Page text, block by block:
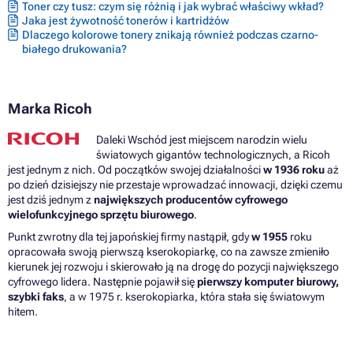
Toner czy tusz: czym się różnią i jak wybrać właściwy wkład?
Jaka jest żywotność tonerów i kartridżów
Dlaczego kolorowe tonery znikają również podczas czarno-
białego drukowania?
Marka Ricoh
Daleki Wschód jest miejscem narodzin wielu
światowych gigantów technologicznych, a Ricoh
jest jednym z nich. Od początków swojej działalnościw 1936 rokuaż
po dzień dzisiejszy nie przestaje wprowadzać innowacji, dzięki czemu
jest dziś jednym znajwiększych producentów cyfrowego
wielofunkcyjnego sprzętu biurowego.
Punkt zwrotny dla tej japońskiej firmy nastąpił, gdyw 1955 roku
opracowała swoją pierwszą kserokopiarkę, co na zawsze zmieniło
kierunek jej rozwoju i skierowało ją na drogę do pozycji największego
cyfrowego lidera. Następnie pojawił siępierwszy komputer biurowy,
szybki faks, a w 1975 r. kserokopiarka, która stała się światowym
hitem.